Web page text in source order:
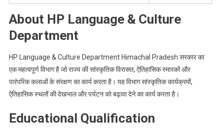
About HP Language & Culture
Department
HP Language & Culture Department Himachal Pradesh सरकार का
एक महत्वपूर्ण विभाग है जो राज्य की सांस्कृतिक विरासत, ऐतिहासिक स्मारकों और
पारंपरिक कलाओं के संरक्षण का कार्य करता है। यह विभाग सांस्कृतिक कार्यक्रमों,
ऐतिहासिक स्थलों की देखभाल और पर्यटन को बढ़ावा देने का कार्य करता है।
Educational Qualification